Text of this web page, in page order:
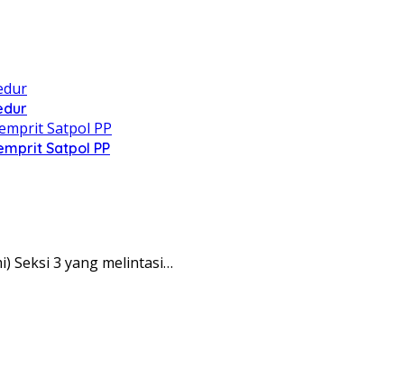
Satpol PP
Seksi 3 yang melintasi…